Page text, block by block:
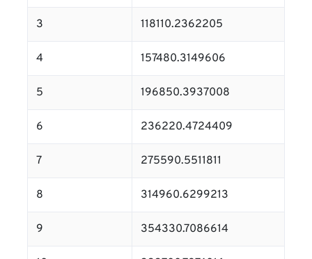
3 118110.2362205
4 157480.3149606
5 196850.3937008
6 236220.4724409
7 275590.5511811
8 314960.6299213
9 354330.7086614